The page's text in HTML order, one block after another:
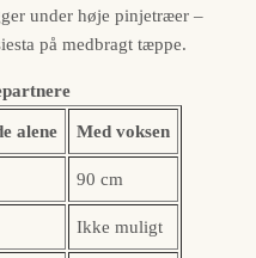
under høje pinjetræer –
på medbragt tæppe.
alene Med voksen
90 cm
Ikke muligt